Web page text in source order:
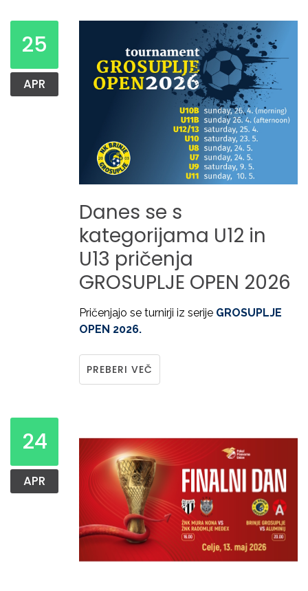
25
APR
Danes se s
kategorijama U12 in
U13 pričenja
GROSUPLJE OPEN 2026
Pričenjajo se turnirji iz serije GROSUPLJE
OPEN 2026.
PREBERI VEČ
24
APR